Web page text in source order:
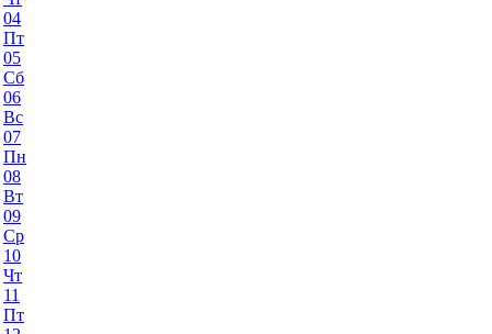
04
Пт
05
Сб
06
Вс
07
Пн
08
Вт
09
Ср
10
Чт
11
Пт